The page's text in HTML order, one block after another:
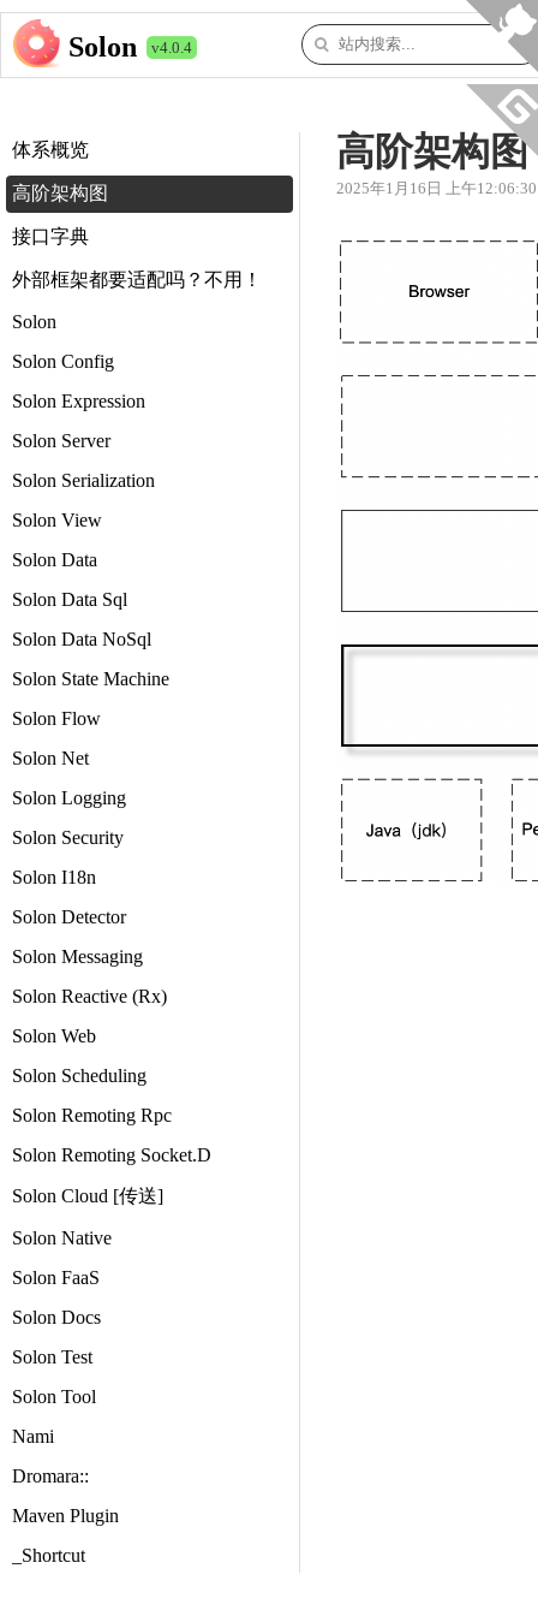
Solon v4.0.4
体系概览
高阶架构图
接口字典
外部框架都要适配吗？不用！
Solon
Solon Config
Solon Expression
Solon Server
Solon Serialization
Solon View
Solon Data
Solon Data Sql
Solon Data NoSql
Solon State Machine
Solon Flow
Solon Net
Solon Logging
Solon Security
Solon I18n
Solon Detector
Solon Messaging
Solon Reactive (Rx)
Solon Web
Solon Scheduling
Solon Remoting Rpc
Solon Remoting Socket.D
Solon Cloud [传送]
Solon Native
Solon FaaS
Solon Docs
Solon Test
Solon Tool
Nami
Dromara::
Maven Plugin
_Shortcut
高阶架构图
2025年1月16日 上午12:06:30